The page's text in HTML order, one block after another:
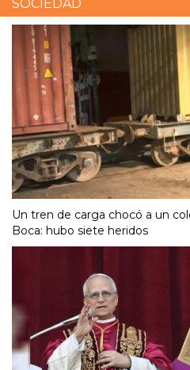
SOCIEDAD
Un tren de carga chocó a un
Boca: hubo siete heridos